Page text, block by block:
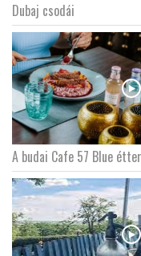
Dubaj csodái
A budai Cafe 57 Blue